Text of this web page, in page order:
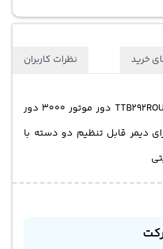
خرید نظرات کاربران
اور فرز 1250 وات تایتان مدل TTB292ROU دور موتور 3000 دور
دارای دیمر قابل تنظیم دو دسته با